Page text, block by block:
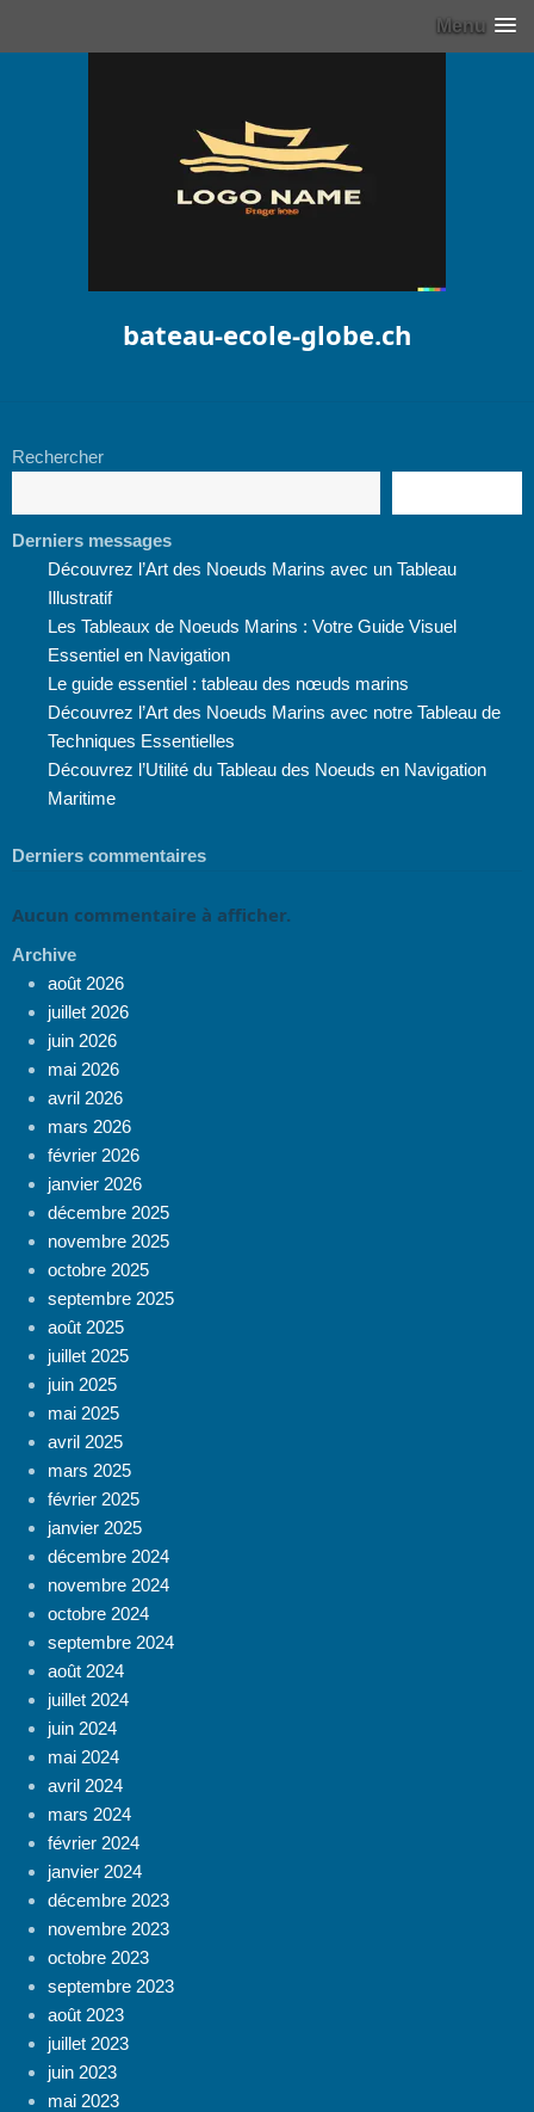
Menu
bateau-ecole-globe.ch
Rechercher
Derniers messages
Découvrez l’Art des Noeuds Marins avec un Tableau
Illustratif
Les Tableaux de Noeuds Marins : Votre Guide Visuel
Essentiel en Navigation
Le guide essentiel : tableau des nœuds marins
Découvrez l’Art des Noeuds Marins avec notre Tableau de
Techniques Essentielles
Découvrez l’Utilité du Tableau des Noeuds en Navigation
Maritime
Derniers commentaires
Aucun commentaire à afficher.
Archive
août 2026
juillet 2026
juin 2026
mai 2026
avril 2026
mars 2026
février 2026
janvier 2026
décembre 2025
novembre 2025
octobre 2025
septembre 2025
août 2025
juillet 2025
juin 2025
mai 2025
avril 2025
mars 2025
février 2025
janvier 2025
décembre 2024
novembre 2024
octobre 2024
septembre 2024
août 2024
juillet 2024
juin 2024
mai 2024
avril 2024
mars 2024
février 2024
janvier 2024
décembre 2023
novembre 2023
octobre 2023
septembre 2023
août 2023
juillet 2023
juin 2023
mai 2023